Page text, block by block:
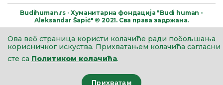
Budihuman.rs -Хуманитарна фондација "Budi human -
Aleksandar Šapić" © 2021. Сва права задржана.
Ова веб страница користи колачиће ради побољшања
корисничког искуства. Прихватањем колачића сагласни
сте са Политиком колачића.
Прихватам